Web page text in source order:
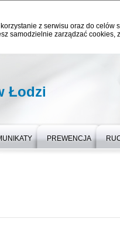
z serwisu oraz do
samodzielnie zarządzać
Łodzi
PREWENCJA